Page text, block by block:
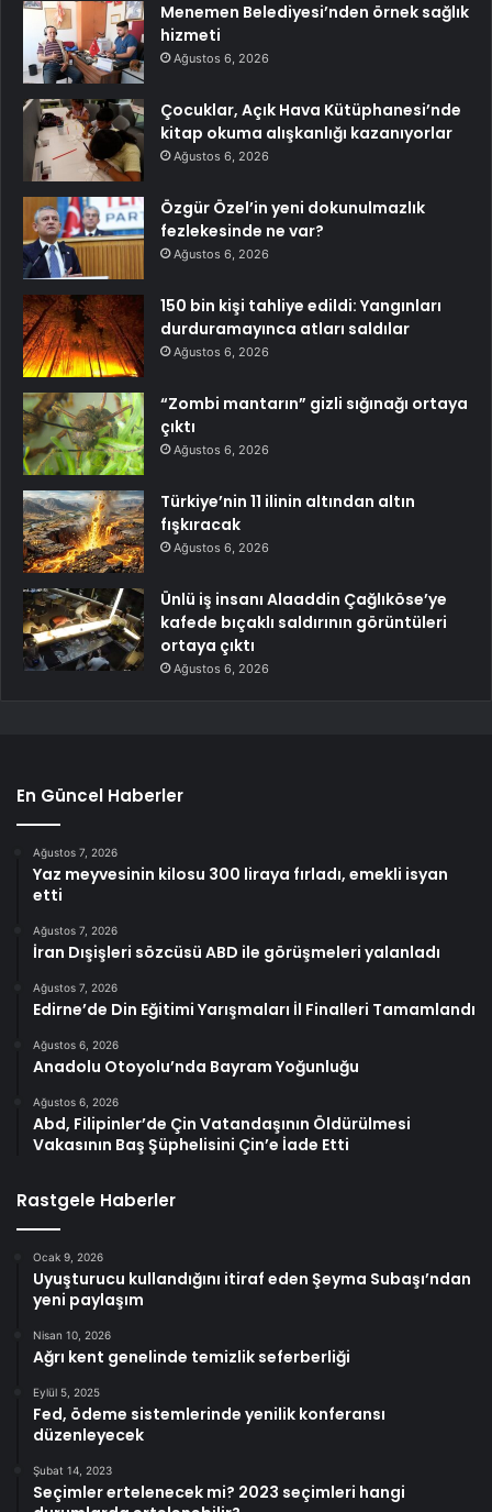
Menemen Belediyesi’nden örnek sağlık
hizmeti
Ağustos 6, 2026
Çocuklar, Açık Hava Kütüphanesi’nde
kitap okuma alışkanlığı kazanıyorlar
Ağustos 6, 2026
Özgür Özel’in yeni dokunulmazlık
fezlekesinde ne var?
Ağustos 6, 2026
150 bin kişi tahliye edildi: Yangınları
durduramayınca atları saldılar
Ağustos 6, 2026
“Zombi mantarın” gizli sığınağı ortaya
çıktı
Ağustos 6, 2026
Türkiye’nin 11 ilinin altından altın
fışkıracak
Ağustos 6, 2026
Ünlü iş insanı Alaaddin Çağlıköse’ye
kafede bıçaklı saldırının görüntüleri
ortaya çıktı
Ağustos 6, 2026
En Güncel Haberler
Ağustos 7, 2026
Yaz meyvesinin kilosu 300 liraya fırladı, emekli isyan
etti
Ağustos 7, 2026
İran Dışişleri sözcüsü ABD ile görüşmeleri yalanladı
Ağustos 7, 2026
Edirne’de Din Eğitimi Yarışmaları İl Finalleri Tamamlandı
Ağustos 6, 2026
Anadolu Otoyolu’nda Bayram Yoğunluğu
Ağustos 6, 2026
Abd, Filipinler’de Çin Vatandaşının Öldürülmesi
Vakasının Baş Şüphelisini Çin’e İade Etti
Rastgele Haberler
Ocak 9, 2026
Uyuşturucu kullandığını itiraf eden Şeyma Subaşı’ndan
yeni paylaşım
Nisan 10, 2026
Ağrı kent genelinde temizlik seferberliği
Eylül 5, 2025
Fed, ödeme sistemlerinde yenilik konferansı
düzenleyecek
Şubat 14, 2023
Seçimler ertelenecek mi? 2023 seçimleri hangi